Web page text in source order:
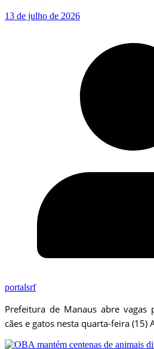
13 de julho de 2026
portalsrf
Prefeitura de Manaus abre vagas
cães e gatos nesta quarta-feira (15)